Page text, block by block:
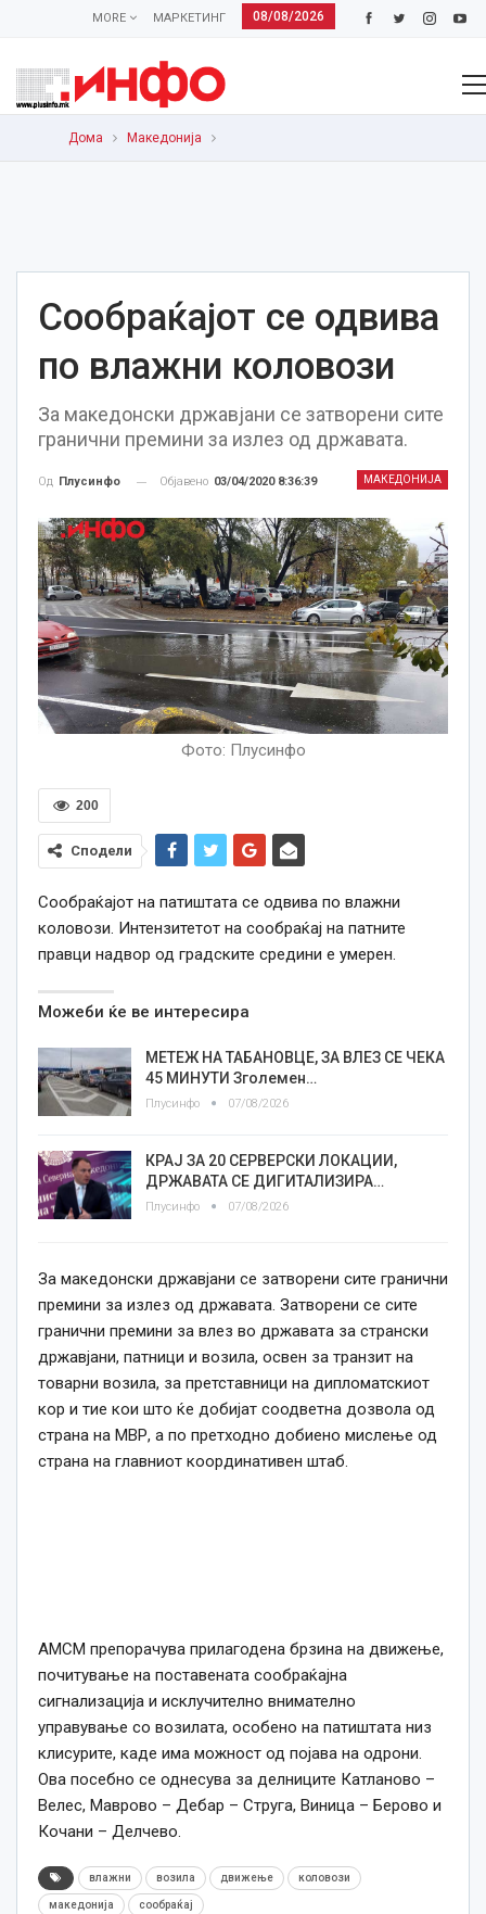
08/08/2026
МАРКЕТИНГ
MORE
Дома Македонија
Сообраќајот се одвива
по влажни коловози
За македонски државјани се затворени сите
гранични премини за излез од државата.
МАКЕДОНИЈА
Од Плусинфо Објавено 03/04/2020 8:36:39
Фото: Плусинфо
200
Сподели
Сообраќајот на патиштата се одвива по влажни
коловози. Интензитетот на сообраќај на патните
правци надвор од градските средини е умерен.
Можеби ќе ве интересира
МЕТЕЖ НА ТАБАНОВЦЕ, ЗА ВЛЕЗ СЕ ЧЕКА
45 МИНУТИ Зголемен…
Плусинфо 07/08/2026
КРАЈ ЗА 20 СЕРВЕРСКИ ЛОКАЦИИ,
ДРЖАВАТА СЕ ДИГИТАЛИЗИРА…
Плусинфо 07/08/2026
За македонски државјани се затворени сите гранични
премини за излез од државата. Затворени се сите
гранични премини за влез во државата за странски
државјани, патници и возила, освен за транзит на
товарни возила, за претставници на дипломатскиот
кор и тие кои што ќе добијат соодветна дозвола од
страна на МВР, а по претходно добиено мислење од
страна на главниот координативен штаб.
АМСМ препорачува прилагодена брзина на движење,
почитување на поставената сообраќајна
сигнализација и исклучително внимателно
управување со возилата, особено на патиштата низ
клисурите, каде има можност од појава на одрони.
Ова посебно се однесува за делниците Катланово –
Велес, Маврово – Дебар – Струга, Виница – Берово и
Кочани – Делчево.
влажни возила движење коловози
македонија сообраќај